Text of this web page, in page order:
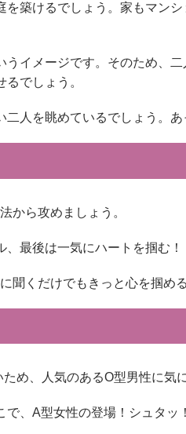
築けるでしょう。家もマン
イメージです。そのため、
でしょう。
人を眺めているでしょう。あ
から攻めましょう。
最後は一気にハートを掴む！
聞くだけでもきっと心を掴める
め、人気のあるO型男性に気
、A型女性の登場！シュタッ！